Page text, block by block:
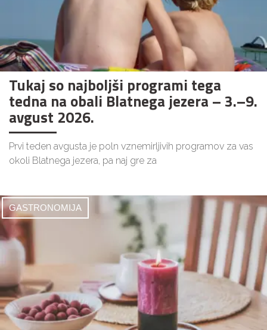
Tukaj so najboljši programi tega
tedna na obali Blatnega jezera – 3.–9.
avgust 2026.
Prvi teden avgusta je poln vznemirljivih programov za vas
okoli Blatnega jezera, pa naj gre za
GASTRONOMIJA